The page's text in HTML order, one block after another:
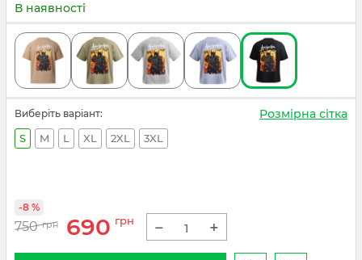
В наявності
Виберіть варіант:
S M L XL 2XL 3XL
Розмірна сітка
750 грн 690 грн
-8 %
− +